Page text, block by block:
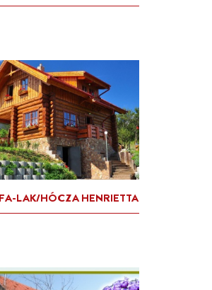
MÁLNÁS VENDÉGHÁZ/
PISTAI RITA